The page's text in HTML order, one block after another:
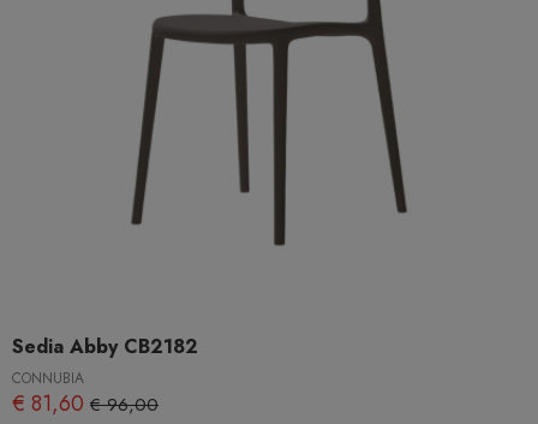
Sedia Abby CB2182
CONNUBIA
€ 81,60 € 96,00